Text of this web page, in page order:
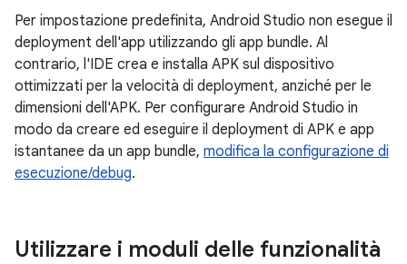
Per impostazione predefinita, Android Studio non esegue il
deployment dell'app utilizzando gli app bundle. Al
contrario, l'IDE crea e installa APK sul dispositivo
ottimizzati per la velocità di deployment, anziché per le
dimensioni dell'APK. Per configurare Android Studio in
modo da creare ed eseguire il deployment di APK e app
istantanee da un app bundle, modifica la configurazione di
esecuzione/debug.
Utilizzare i moduli delle funzionalità